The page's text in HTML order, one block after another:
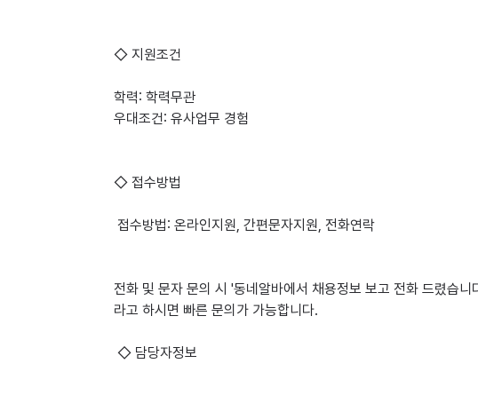
◇ 지원조건
학력: 학력무관
우대조건: 유사업무 경험
◇ 접수방법
전화 및 문자 문의 시 '동네알바에서 채용정보 보고 전화 드렸습니
라고 하시면 빠른 문의가 가능합니다.